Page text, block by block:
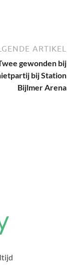
ARTIKEL
gewonden bij
bij Station
Bijlmer Arena